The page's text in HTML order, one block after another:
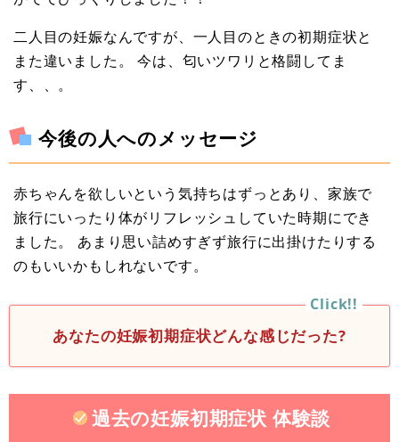
二人目の妊娠なんですが、一人目のときの初期症状と
また違いました。 今は、匂いツワリと格闘してま
す、、。
今後の人へのメッセージ
赤ちゃんを欲しいという気持ちはずっとあり、家族で
旅行にいったり体がリフレッシュしていた時期にでき
ました。 あまり思い詰めすぎず旅行に出掛けたりする
のもいいかもしれないです。
あなたの妊娠初期症状どんな感じだった?
過去の妊娠初期症状 体験談